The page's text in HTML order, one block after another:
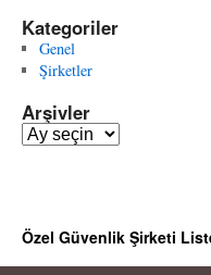
Kategoriler
Genel
Şirketler
Arşivler
A
l
e
Özel Güvenlik Şirketi